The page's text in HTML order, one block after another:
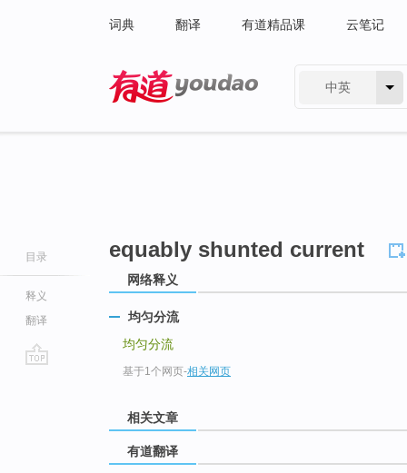
词典 翻译 有道精品课 云笔记
中英
目录
释义
翻译
equably shunted current
网络释义
均匀分流
均匀分流
基于1个网页-相关网页
相关文章
有道翻译